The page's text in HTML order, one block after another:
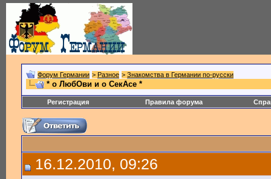
Форум Германии > Разное > Знакомства в Германии по-русски
* о ЛюбОви и о СекАсе *
Регистрация Правила форума
16.12.2010, 09:26